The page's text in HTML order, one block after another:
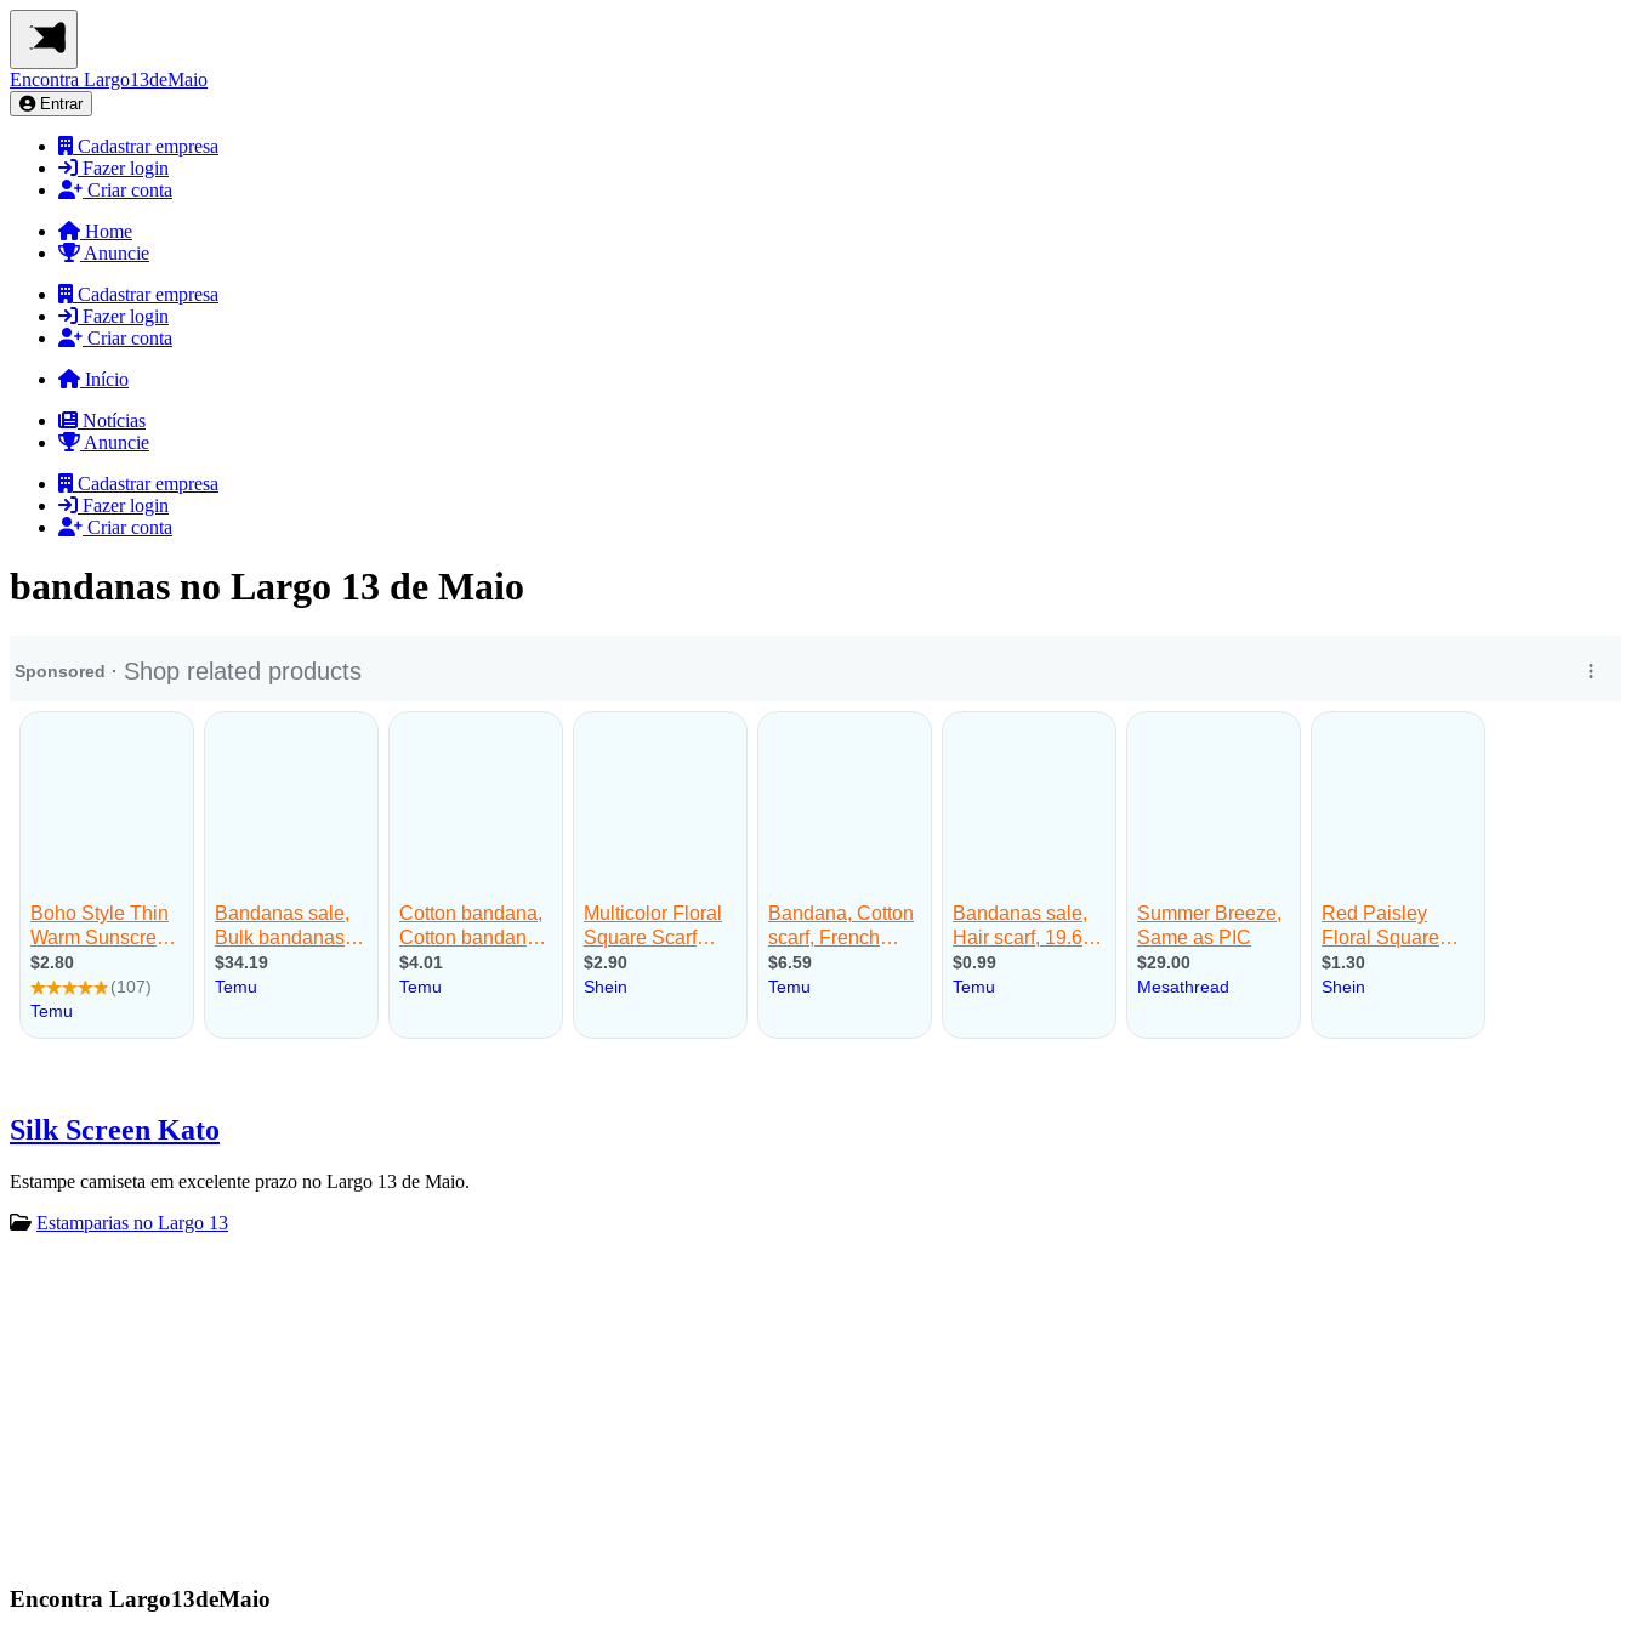
Encontra Largo13deMaio
Entrar
Cadastrar empresa
Fazer login
Criar conta
Home
Anuncie
Cadastrar empresa
Fazer login
Criar conta
Início
Notícias
Anuncie
Cadastrar empresa
Fazer login
Criar conta
bandanas no Largo 13 de Maio
Silk Screen Kato
Estampe camiseta em excelente prazo no Largo 13 de Maio.
Estamparias no Largo 13
Encontra Largo13deMaio